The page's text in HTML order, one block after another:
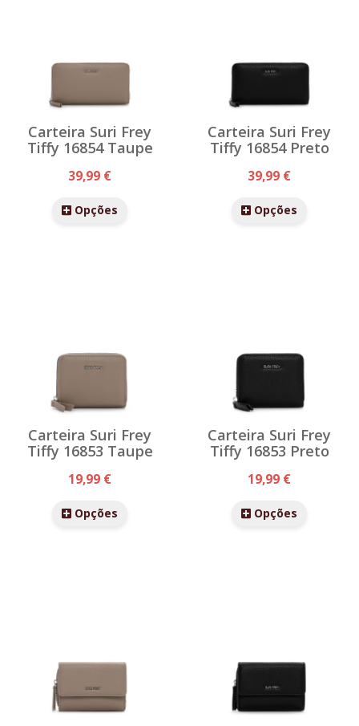
Carteira Suri Frey
Tiffy 16854 Taupe
39,99 €
Opções
Carteira Suri Frey
Tiffy 16854 Preto
39,99 €
Opções
Carteira Suri Frey
Tiffy 16853 Taupe
19,99 €
Opções
Carteira Suri Frey
Tiffy 16853 Preto
19,99 €
Opções